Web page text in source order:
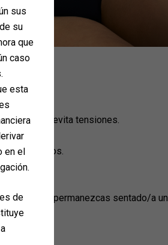
no fumes y evita tensiones.
blandas.
formulados.
que permanezcas sentado/a un
sus
su
que
caso
esta
en el
de